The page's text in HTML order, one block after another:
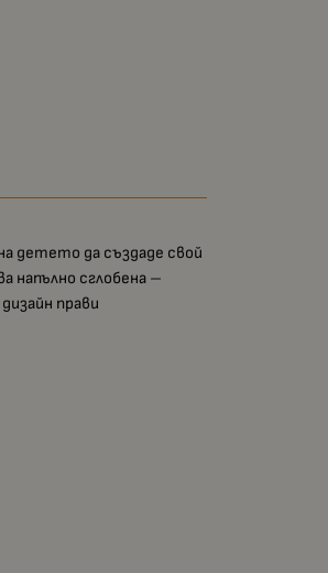
детето да създаде свой
напълно сглобена –
прави